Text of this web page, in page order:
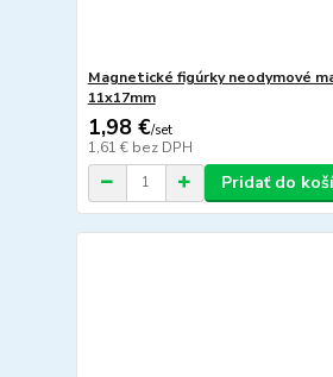
Magnetické figúrky neodymové
11x17mm
1,98 €/set
1,61 € bez DPH
Pridať do